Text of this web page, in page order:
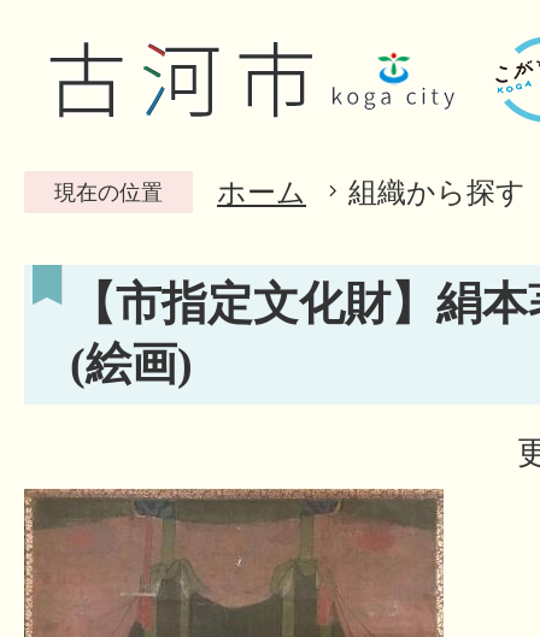
現在の位置 ホーム 組織から探す
【市指定文化財】絹
(絵画)